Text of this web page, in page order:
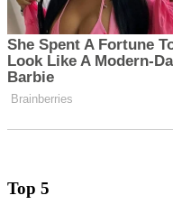
Top 5